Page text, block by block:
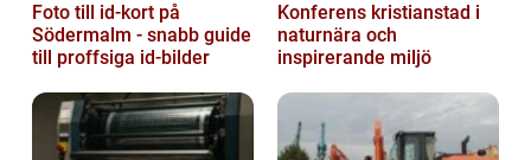
Foto till id-kort på
Södermalm - snabb guide
till proffsiga id-bilder
Konferens kristianstad i
naturnära och
inspirerande miljö